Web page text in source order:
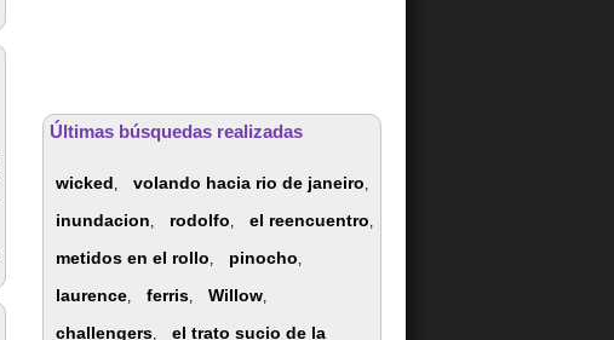
Últimas búsquedas realizadas
wicked, volando hacia rio de janeiro,
inundacion, rodolfo, el reencuentro,
metidos en el rollo, pinocho,
laurence, ferris, Willow,
challengers,
el trato sucio de la